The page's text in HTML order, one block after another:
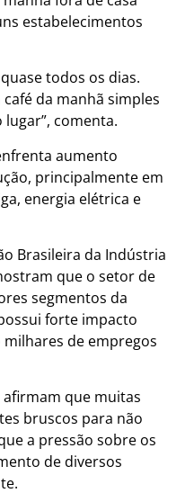
estabelecimentos
todos os dias.
da manhã simples
comenta.
aumento
principalmente em
energia elétrica e
Brasileira da Indústria
que o setor de
segmentos da
forte impacto
de empregos
que muitas
bruscos para não
a pressão sobre os
de diversos